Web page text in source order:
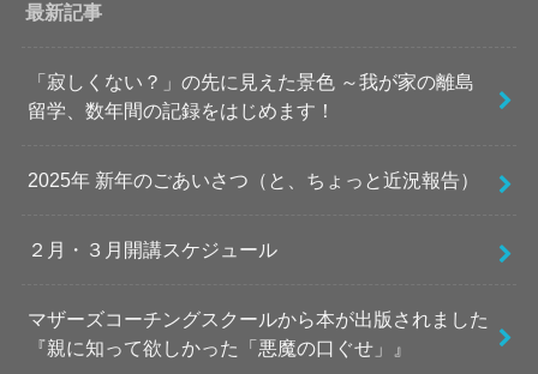
最新記事
「寂しくない？」の先に見えた景色 ～我が家の離島
留学、数年間の記録をはじめます！
2025年 新年のごあいさつ（と、ちょっと近況報告）
２月・３月開講スケジュール
マザーズコーチングスクールから本が出版されました
『親に知って欲しかった「悪魔の口ぐせ」』